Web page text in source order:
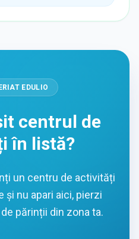
EDULIO
centrul de
în listă?
un centru de activități
și nu apari aici, pierzi
părinții din zona ta.